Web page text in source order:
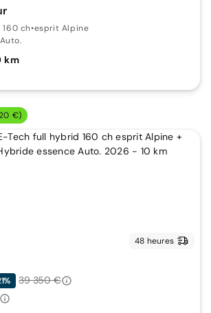
ch•esprit Alpine
Auto.
km
€)
48 heures
39 350 €